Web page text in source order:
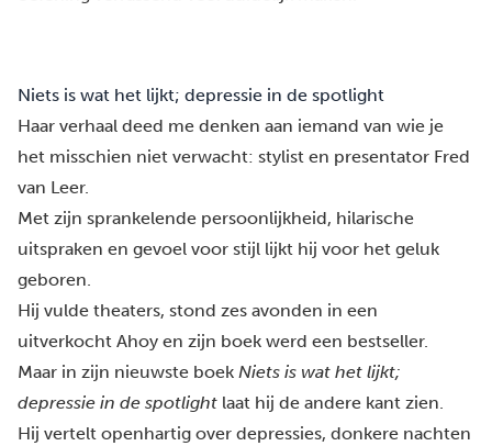
Niets is wat het lijkt; depressie in de spotlight
Haar verhaal deed me denken aan iemand van wie je
het misschien niet verwacht: stylist en presentator Fred
van Leer.
Met zijn sprankelende persoonlijkheid, hilarische
uitspraken en gevoel voor stijl lijkt hij voor het geluk
geboren.
Hij vulde theaters, stond zes avonden in een
uitverkocht Ahoy en zijn boek werd een bestseller.
Maar in zijn nieuwste boek Niets is wat het lijkt;
depressie in de spotlight laat hij de andere kant zien.
Hij vertelt openhartig over depressies, donkere nachten